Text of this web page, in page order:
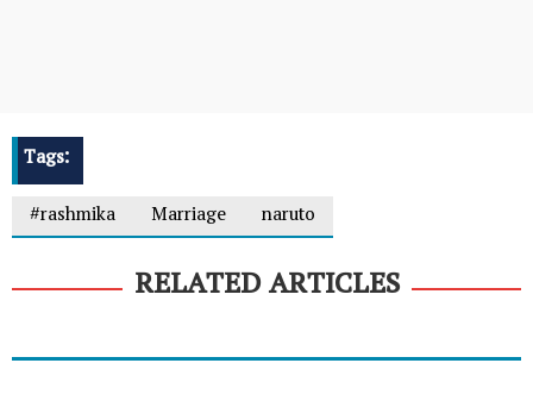
Tags:
#rashmika
Marriage naruto
RELATED ARTICLES